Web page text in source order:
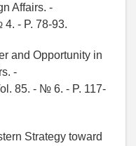
Affairs. -
- P. 78-93.
and Opportunity in
-
85. - № 6. - P. 117-
Strategy toward